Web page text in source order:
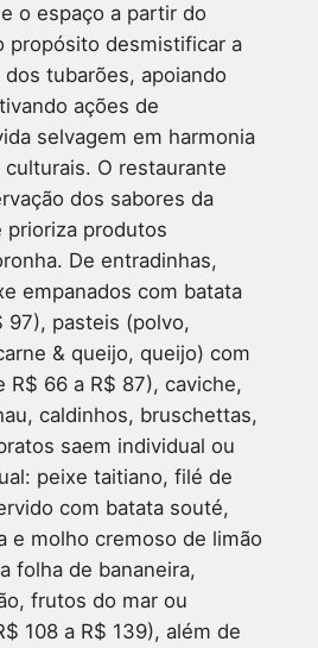
o espaço a partir do
propósito desmistificar a
tubarões, apoiando
ações de
selvagem em harmonia
O restaurante
dos sabores da
prioriza produtos
De entradinhas,
empanados com batata
97), pasteis (polvo,
& queijo, queijo) com
R$ 66 a R$ 87), caviche,
caldinhos, bruschettas,
saem individual ou
peixe taitiano, filé de
com batata souté,
e molho cremoso de limão
folha de bananeira,
frutos do mar ou
108 a R$ 139), além de